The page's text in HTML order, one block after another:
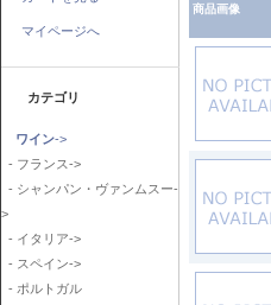
マイページへ
カテゴリ
ワイン->
- フランス->
- シャンパン・ヴァンムスー-
>
- イタリア->
- スペイン->
- ポルトガル
商品画像